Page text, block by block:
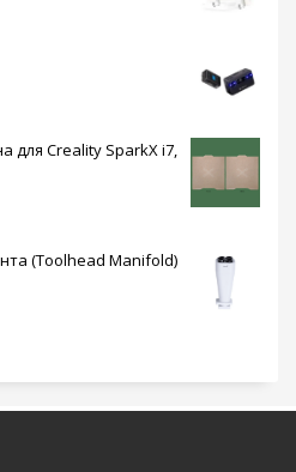
для Creality SparkX i7,
(Toolhead Manifold)